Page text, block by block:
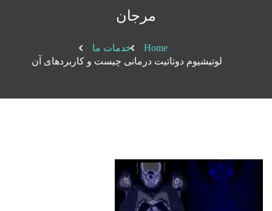
مرجان
Home
خدمات ما
لوتیشیوم دوتاتیت درمانی چیست و کاربردهای آن